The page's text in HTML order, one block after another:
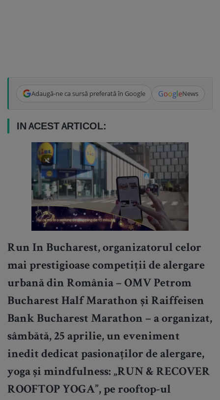
Adaugă-ne ca sursă preferată în Google GoogleNews
IN ACEST ARTICOL:
Run In Bucharest, organizatorul celor
mai prestigioase competiții de alergare
urbană din România – OMV Petrom
Bucharest Half Marathon și Raiffeisen
Bank Bucharest Marathon – a organizat,
sâmbătă, 25 aprilie, un eveniment
inedit dedicat pasionaților de alergare,
yoga și mindfulness: „RUN & RECOVER
ROOFTOP YOGA”, pe rooftop-ul